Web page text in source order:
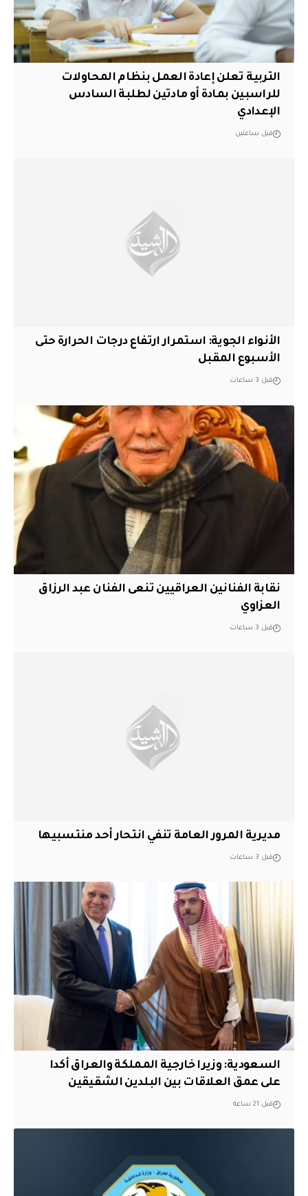
التربية تعلن إعادة العمل بنظام المحاولات
للراسبين بمادة أو مادتين لطلبة السادس
الإعدادي
قبل ساعتين
الأنواء الجوية: استمرار ارتفاع درجات الحرارة حتى
الأسبوع المقبل
قبل 3 ساعات
نقابة الفنانين العراقيين تنعى الفنان عبد الرزاق
العزاوي
قبل 3 ساعات
مديرية المرور العامة تنفي انتحار أحد منتسبيها
قبل 3 ساعات
السعودية: وزيرا خارجية المملكة والعراق أكدا
على عمق العلاقات بين البلدين الشقيقين
قبل 21 ساعة